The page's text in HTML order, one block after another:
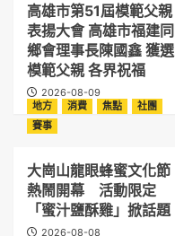
高雄市第51屆模範父親
表揚大會 高雄市福建同
鄉會理事長陳國鑫 獲選
模範父親 各界祝福
2026-08-09
地方 消費 焦點
社團
賽事
大崗山龍眼蜂蜜文化節
熱鬧開幕 活動限定
「蜜汁鹽酥雞」掀話題
2026-08-08